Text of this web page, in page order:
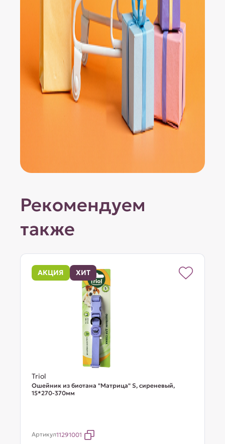
Рекомендуем
также
АКЦИЯ ХИТ
Triol
Ошейник из биотана "Матрица" S, сиреневый,
15*270-370мм
Артикул11291001